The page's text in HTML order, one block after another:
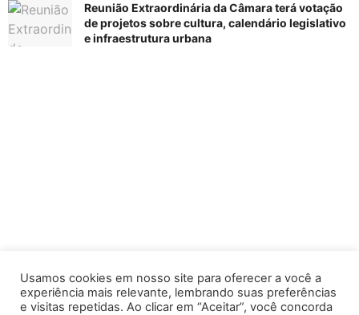
Reunião Extraordinária da Câmara terá votação
de projetos sobre cultura, calendário legislativo
e infraestrutura urbana
Usamos cookies em nosso site para oferecer a você a
experiência mais relevante, lembrando suas preferências
e visitas repetidas. Ao clicar em “Aceitar”, você concorda